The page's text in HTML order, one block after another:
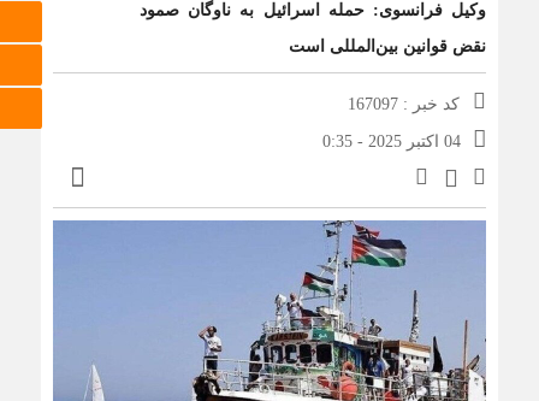
وکیل فرانسوی: حمله اسرائیل به ناوگان صمود
نقض قوانین بین‌المللی است
کد خبر : 167097
04 اکتبر 2025 - 0:35